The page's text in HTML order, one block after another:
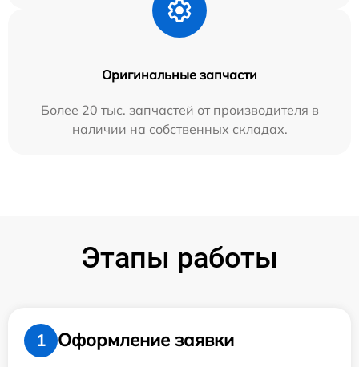
Оригинальные запчасти
Более 20 тыс. запчастей от производителя в
наличии на собственных складах.
Этапы работы
1
Оформление заявки